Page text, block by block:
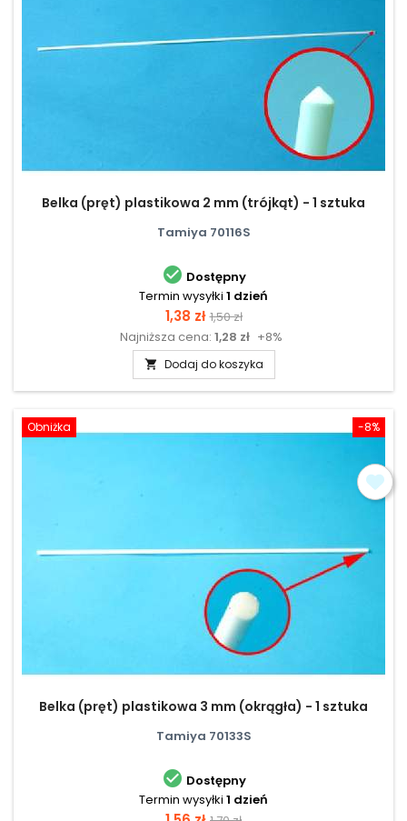
Belka (pręt) plastikowa 2 mm (trójkąt) - 1 sztuka
Tamiya 70116S
 Dostępny
Termin wysyłki 1 dzień
Cena
1,38 zł Cena
podstawowa
1,50 zł
Najniższa cena: 1,28 zł +8%
 Dodaj do koszyka
-8%
Obniżka
Belka (pręt) plastikowa 3 mm (okrągła) - 1 sztuka
Tamiya 70133S
 Dostępny
Termin wysyłki 1 dzień